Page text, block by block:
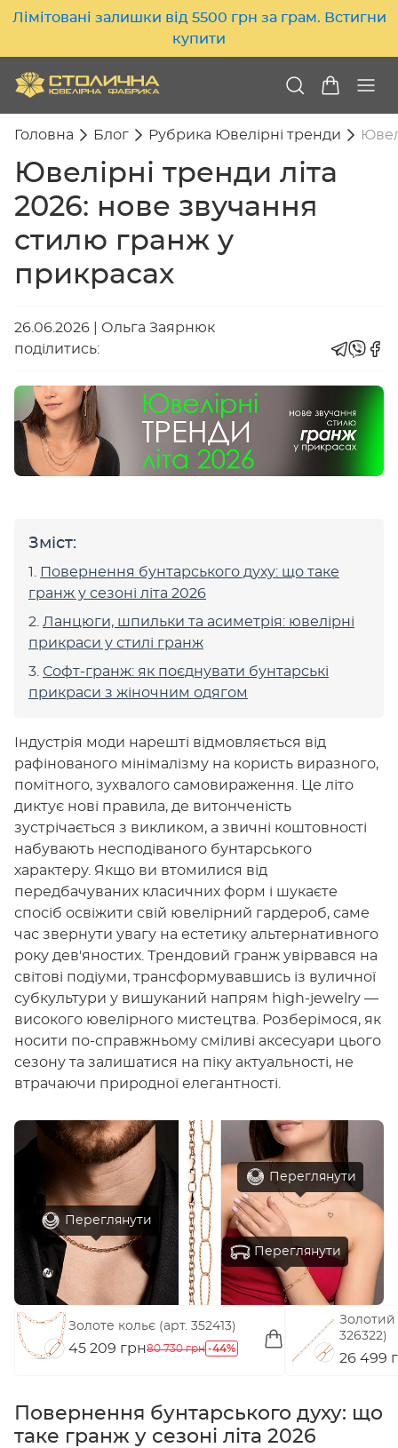
Лімітовані залишки від 5500 грн за грам. Встигни
купити
Головна Блог Рубрика Ювелірні тренди
Ювелірні тренди літа
2026: нове звучання
стилю гранж у
прикрасах
26.06.2026
Ольга Заярнюк
поділитись:
Зміст:
Повернення бунтарського духу: що таке
гранж у сезоні літа 2026
Ланцюги, шпильки та асиметрія: ювелірні
прикраси у стилі гранж
Софт-гранж: як поєднувати бунтарські
прикраси з жіночним одягом
Індустрія моди нарешті відмовляється від
рафінованого мінімалізму на користь виразного,
помітного, зухвалого самовираження. Це літо
диктує нові правила, де витонченість
зустрічається з викликом, а звичні коштовності
набувають несподіваного бунтарського
характеру. Якщо ви втомилися від
передбачуваних класичних форм і шукаєте
спосіб освіжити свій ювелірний гардероб, саме
час звернути увагу на естетику альтернативного
року дев'яностих. Трендовий гранж увірвався на
світові подіуми, трансформувавшись із вуличної
субкультури у вишуканий напрям high-jewelry —
високого ювелірного мистецтва. Розберімося, як
носити по-справжньому сміливі аксесуари цього
сезону та залишатися на піку актуальності, не
втрачаючи природної елегантності.
Переглянути
Переглянути
Переглянути
Золоте кольє (арт. 352413)
45 209 грн80 730 грн -44%
Золотий
326322)
26 499
Повернення бунтарського духу: що
таке гранж у сезоні літа 2026